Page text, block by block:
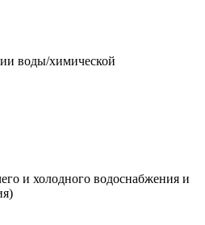
воды/химической
и холодного водоснабжения и